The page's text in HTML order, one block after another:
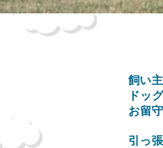
飼い
ドッ
お留
引っ